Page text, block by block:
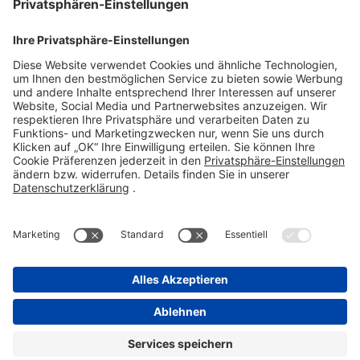
61118 Bad Vilbel
Telefon 06101 603-0
Fax 06101 603-259
info@stada.de
Kontakt
Compliance Reporting Portal ⧉
FOLGEN SIE UNS